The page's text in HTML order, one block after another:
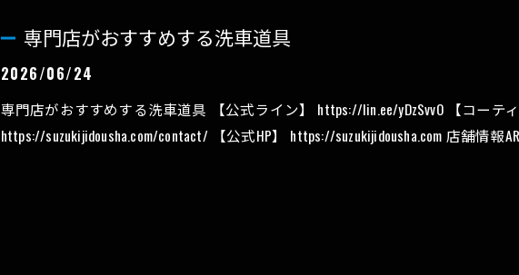
専門店がおすすめする洗車道具
2026/06/24
専門店がおすすめする洗車道具 【公式ライン】 https://lin.ee/yDzSvvO 【コーテ
https://suzukijidousha.com/contact/ 【公式HP】 https://suzukijidousha.com 店舗情報